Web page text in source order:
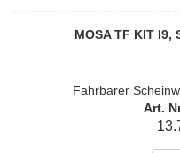
MOSA TF KIT
Fahrbarer
Art.